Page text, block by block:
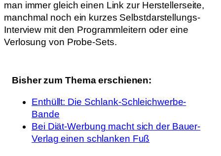
man immer gleich einen Link zur Herstellerseite,
manchmal noch ein kurzes Selbstdarstellungs-
Interview mit den Programmleitern oder eine
Verlosung von Probe-Sets.
Bisher zum Thema erschienen:
Enthüllt: Die Schlank-Schleichwerbe-
Bande
Bei Diät-Werbung macht sich der Bauer-
Verlag einen schlanken Fuß